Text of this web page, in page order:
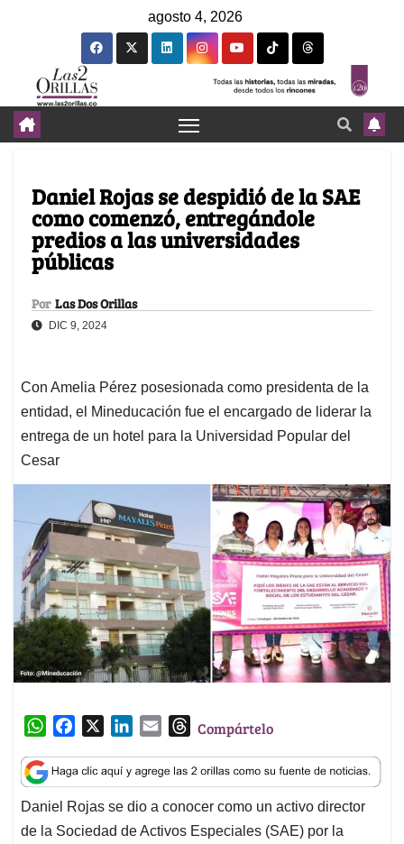
agosto 4, 2026
Daniel Rojas se despidió de la SAE
como comenzó, entregándole
predios a las universidades
públicas
Por Las Dos Orillas
DIC 9, 2024
Con Amelia Pérez posesionada como presidenta de la
entidad, el Mineducación fue el encargado de liderar la
entrega de un hotel para la Universidad Popular del
Cesar
W
a
t
s
A
c
e
b
o
n
k
e
d
a
i
l
T
r
e
a
d
Compártelo
Daniel Rojas se dio a conocer como un activo director
de la Sociedad de Activos Especiales (SAE) por la